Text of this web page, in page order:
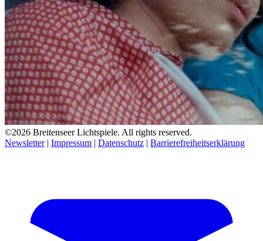
©2026 Breitenseer Lichtspiele. All rights reserved.
Newsletter| Impressum | Datenschutz | Barrierefreiheitserklärung